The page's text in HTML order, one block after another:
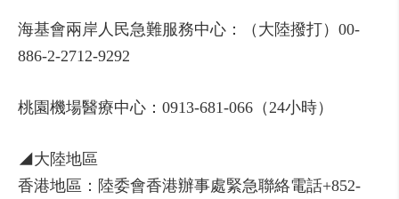
海基會兩岸人民急難服務中心：（大陸撥打）00-
886-2-2712-9292
桃園機場醫療中心：0913-681-066（24小時）
◢大陸地區
香港地區：陸委會香港辦事處緊急聯絡電話+852-